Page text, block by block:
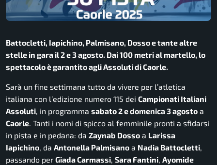
Battocletti, Iapichino, Palmisano, Dosso e tante altre
stelle in gara il 2 e 3 agosto. Dai 100 metri al martello, lo
spettacolo è garantito agli Assoluti di Caorle.
Sarà un fine settimana tutto da vivere per l’atletica
italiana con l’edizione numero 115 dei Campionati Italiani
Assoluti , in programma sabato 2 e domenica 3 agosto a
Caorle . Tanti i nomi di spicco al femminile pronti a sfidarsi
in pista e in pedana: da Zaynab Dosso a Larissa
Iapichino , da Antonella Palmisano a Nadia Battocletti
passando per Giada Carmassi Sara Fantini Ayomide